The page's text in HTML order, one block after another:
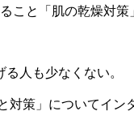
こと 「肌の乾燥対
人も少なくない。
対策」についてイン